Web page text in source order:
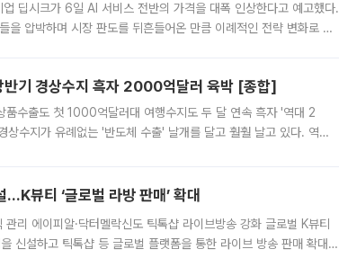
딥시크가 6일 AI 서비스 전반의 가격을 대폭 인상한다고 예고했다.
을 압박하며 시장 판도를 뒤흔들어온 만큼 이례적인 전략 변화로 평
기 경상수지 흑자 2000억달러 육박 [종합]
수출도 첫 1000억달러대 여행수지도 두 달 연속 흑자 '역대 2
수지가 유례없는 '반도체 수출' 날개를 달고 훨훨 날고 있다. 역대
뷰티 ‘글로벌 라방 판매’ 확대
리 에이피알·닥터멜락신도 틱톡샵 라이브방송 강화 글로벌 K뷰티
신설하고 틱톡샵 등 글로벌 플랫폼을 통한 라이브 방송 판매 확대에